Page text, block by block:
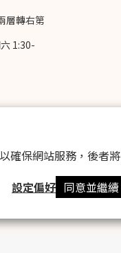
確保網站服務，後者將
設定偏好 同意並繼續
層轉右第
1:30-